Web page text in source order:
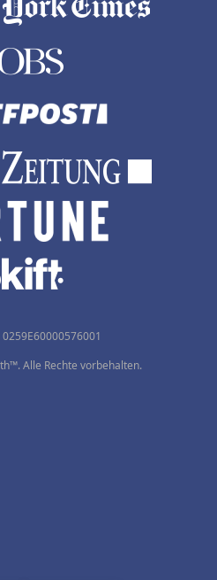
0259Ε60000576001
Alle Rechte vorbehalten.